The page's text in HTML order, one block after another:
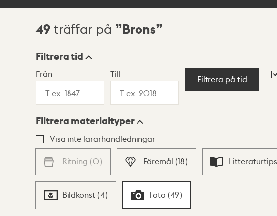
Sökresultat
49 träffar på Brons
Visningsläge
Lista Karta
Filtrera tid
Från Till
Filtrera på tid
Filtrera materialtyper
Visa inte lärarhandledningar
Ritning (0) Föremål (18) Litteraturtips
Bildkonst (4) Foto (49)